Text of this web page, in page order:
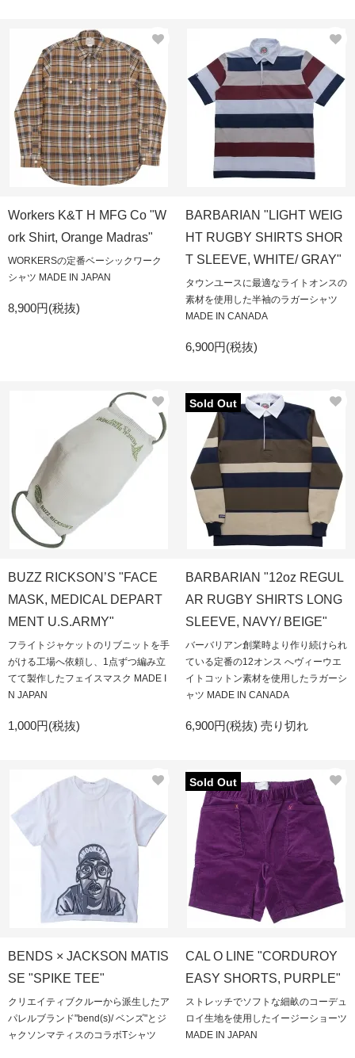
Workers K&T H MFG Co "W
ork Shirt, Orange Madras"
WORKERSの定番ベーシックワーク
シャツ MADE IN JAPAN
8,900円(税抜)
BARBARIAN "LIGHT WEIG
HT RUGBY SHIRTS SHOR
T SLEEVE, WHITE/ GRAY"
タウンユースに最適なライトオンスの
素材を使用した半袖のラガーシャツ
MADE IN CANADA
6,900円(税抜)
BUZZ RICKSON’S "FACE
MASK, MEDICAL DEPART
MENT U.S.ARMY"
フライトジャケットのリブニットを手
がける工場へ依頼し、1点ずつ編み立
てて製作したフェイスマスク MADE I
N JAPAN
1,000円(税抜)
Sold Out
BARBARIAN "12oz REGUL
AR RUGBY SHIRTS LONG
SLEEVE, NAVY/ BEIGE"
バーバリアン創業時より作り続けられ
ている定番の12オンス へヴィーウエ
イトコットン素材を使用したラガーシ
ャツ MADE IN CANADA
6,900円(税抜) 売り切れ
BENDS × JACKSON MATIS
SE "SPIKE TEE"
クリエイティブクルーから派生したア
パレルブランド"bend(s)/ ベンズ"とジ
ャクソンマティスのコラボTシャツ
Sold Out
CAL O LINE "CORDUROY
EASY SHORTS, PURPLE"
ストレッチでソフトな細畝のコーデュ
ロイ生地を使用したイージーショーツ
MADE IN JAPAN